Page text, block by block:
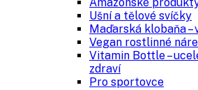
Amazonské
Ušní a tělové svíčky
Maďarská klobaňa –
Vegan rostlinné
Vitamin Bottle –
zdraví
Pro sportovce